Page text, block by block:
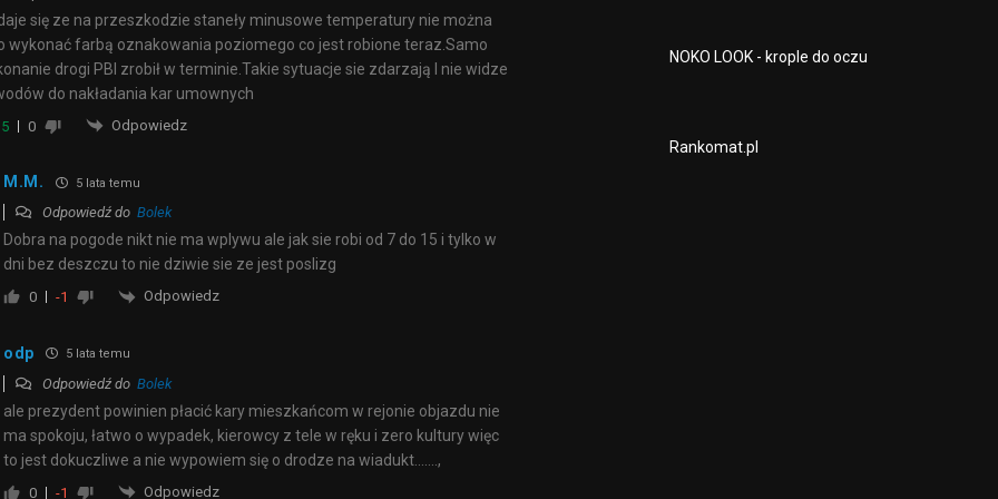
się ze na przeszkodzie staneły minusowe temperatury nie można
wykonać farbą oznakowania poziomego co jest robione teraz.Samo
drogi PBI zrobił w terminie.Takie sytuacje sie zdarzają I nie widze
do nakładania kar umownych
5 0 Odpowiedz
M.M. 5 lata temu
Odpowiedź do Bolek
Dobra na pogode nikt nie ma wplywu ale jak sie robi od 7 do 15 i tylko w
dni bez deszczu to nie dziwie sie ze jest poslizg
0 -1 Odpowiedz
odp 5 lata temu
Odpowiedź do Bolek
ale prezydent powinien płacić kary mieszkańcom w rejonie objazdu nie
ma spokoju, łatwo o wypadek, kierowcy z tele w ręku i zero kultury więc
to jest dokuczliwe a nie wypowiem się o drodze na wiadukt…….,
0 -1 Odpowiedz
NOKO LOOK - krople do oczu
Rankomat.pl